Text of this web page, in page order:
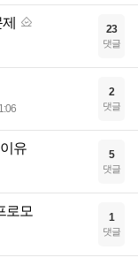
23
댓글
2
댓글
유 5
댓글
로모 1
댓글